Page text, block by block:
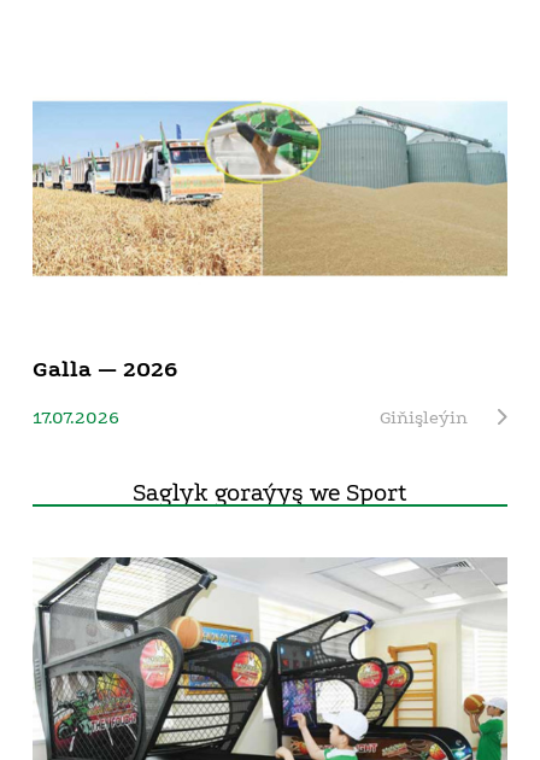
Galla — 2026
17.07.2026 Giňişleýin
Saglyk goraýyş we Sport